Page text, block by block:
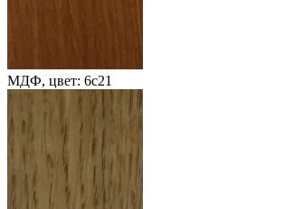
МДФ, цвет: 6с21